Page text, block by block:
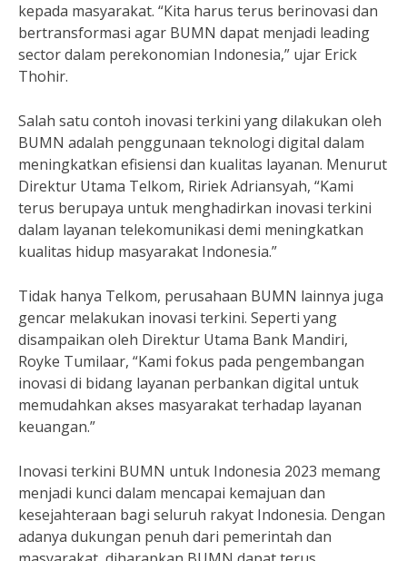
kepada masyarakat. “Kita harus terus berinovasi dan
bertransformasi agar BUMN dapat menjadi leading
sector dalam perekonomian Indonesia,” ujar Erick
Thohir.
Salah satu contoh inovasi terkini yang dilakukan oleh
BUMN adalah penggunaan teknologi digital dalam
meningkatkan efisiensi dan kualitas layanan. Menurut
Direktur Utama Telkom, Ririek Adriansyah, “Kami
terus berupaya untuk menghadirkan inovasi terkini
dalam layanan telekomunikasi demi meningkatkan
kualitas hidup masyarakat Indonesia.”
Tidak hanya Telkom, perusahaan BUMN lainnya juga
gencar melakukan inovasi terkini. Seperti yang
disampaikan oleh Direktur Utama Bank Mandiri,
Royke Tumilaar, “Kami fokus pada pengembangan
inovasi di bidang layanan perbankan digital untuk
memudahkan akses masyarakat terhadap layanan
keuangan.”
Inovasi terkini BUMN untuk Indonesia 2023 memang
menjadi kunci dalam mencapai kemajuan dan
kesejahteraan bagi seluruh rakyat Indonesia. Dengan
adanya dukungan penuh dari pemerintah dan